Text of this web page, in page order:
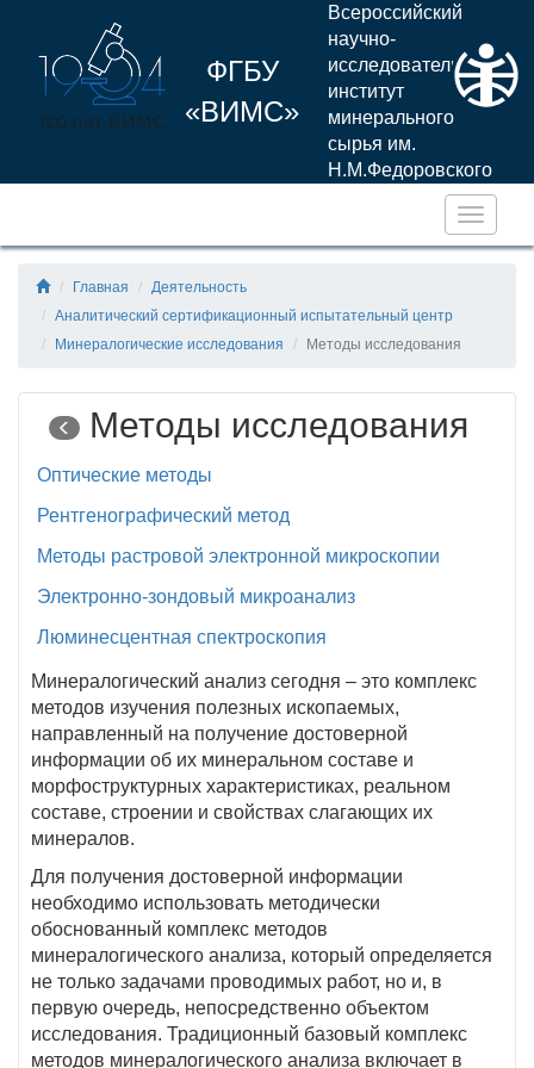
ФГБУ
«ВИМС»
Всероссийский
научно-
исследовательский
институт
минерального
сырья им.
Н.М.Федоровского
Главная
Деятельность
Аналитический сертификационный испытательный центр
Минералогические исследования
Методы исследования
Методы исследования
Оптические методы
Рентгенографический метод
Методы растровой электронной микроскопии
Электронно-зондовый микроанализ
Люминесцентная спектроскопия
Минералогический анализ сегодня – это комплекс
методов изучения полезных ископаемых,
направленный на получение достоверной
информации об их минеральном составе и
морфоструктурных характеристиках, реальном
составе, строении и свойствах слагающих их
минералов.
Для получения достоверной информации
необходимо использовать методически
обоснованный комплекс методов
минералогического анализа, который определяется
не только задачами проводимых работ, но и, в
первую очередь, непосредственно объектом
исследования. Традиционный базовый комплекс
методов минералогического анализа включает в